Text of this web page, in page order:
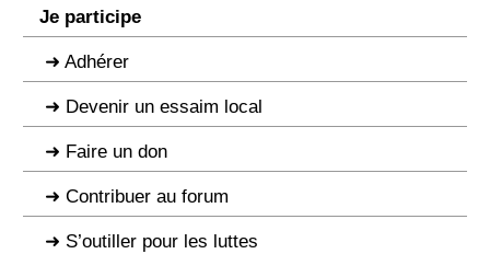
Je participe
Adhérer
Devenir un essaim local
Faire un don
Contribuer au forum
S’outiller pour les luttes